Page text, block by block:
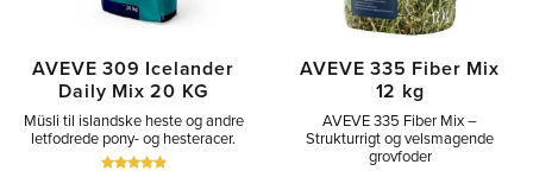
AVEVE 309 Icelander
Daily Mix 20 KG
Müsli til islandske heste og andre
letfodrede pony- og hesteracer.
AVEVE 335 Fiber Mix
12 kg
AVEVE 335 Fiber Mix –
Strukturrigt og velsmagende
grovfoder